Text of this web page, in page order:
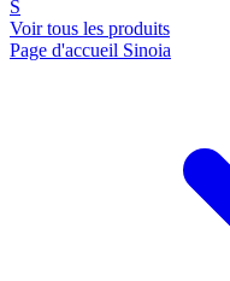
S
Voir tous les produits
Page d'accueil Sinoia